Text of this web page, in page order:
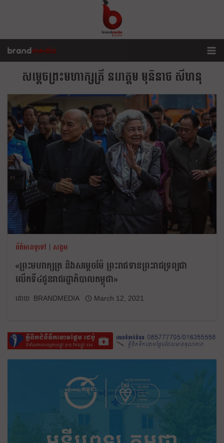
សម្តេចព្រះមហាក្សត្រី នរោត្តម មុនិនាថ សីហនុ
ព័ត៌មានទូទៅ | សង្គម
«ព្រះមហាក្សត្រ និងសម្តេចម៉ែ ព្រះរាជទានព្រះរាជទ្រព្យជា
លើកទី៤ជូនរាជរដ្ឋាភិបាលកម្ពុជា»
BRANDMEDIA March 12, 2021